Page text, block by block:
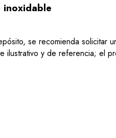
inoxidable
se recomienda solicitar
y de referencia; el